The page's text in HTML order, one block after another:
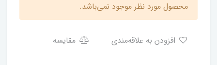
محصول مورد نظر موجود نمی‌باشد.
مقایسه